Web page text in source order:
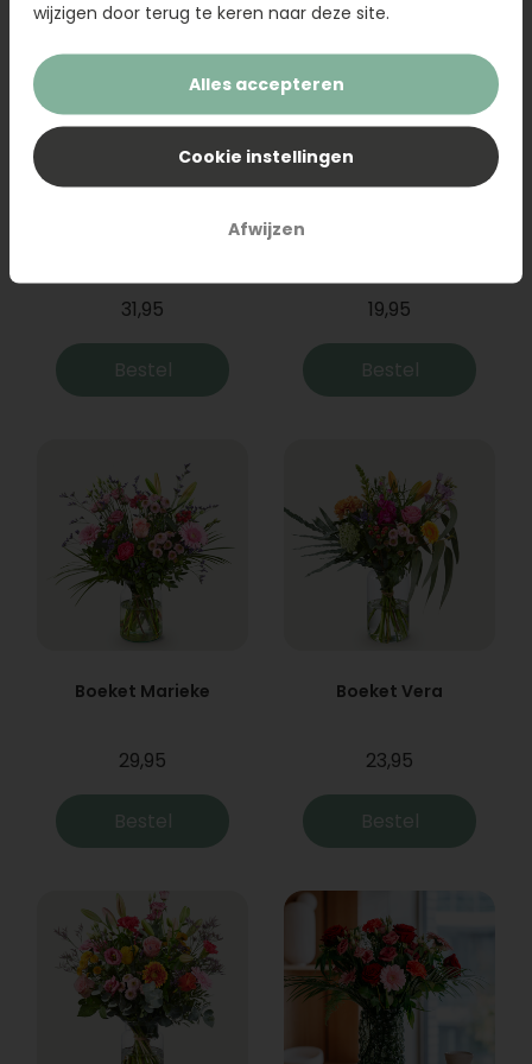
31,95
Bestel
19,95
Bestel
Boeket Marieke
29,95
Bestel
Boeket Vera
23,95
Bestel
wijzigen door terug te keren naar deze site.
Alles accepteren
Cookie instellingen
Afwijzen